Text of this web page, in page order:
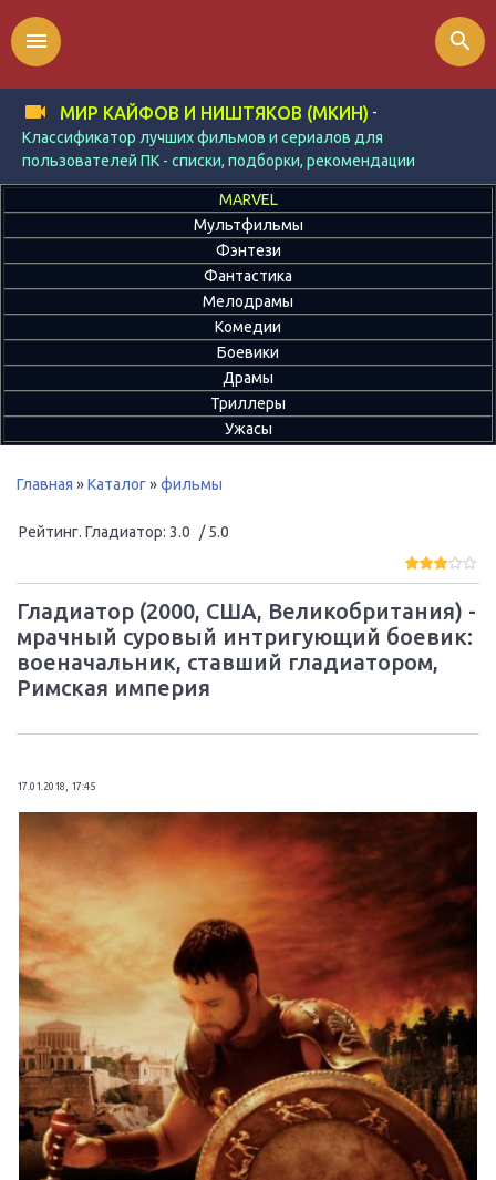
МИР КАЙФОВ И НИШТЯКОВ (МКИН) -
Классификатор лучших фильмов и сериалов для
пользователей ПК - списки, подборки, рекомендации
menu search
MARVEL
Мультфильмы
Фэнтези
Фантастика
Мелодрамы
Комедии
Боевики
Драмы
Триллеры
Ужасы
Главная »Каталог»фильмы
Рейтинг. Гладиатор: 3.0 / 5.0
Гладиатор (2000, США, Великобритания) -
мрачный суровый интригующий боевик:
военачальник, ставший гладиатором,
Римская империя
17.01.2018, 17:45